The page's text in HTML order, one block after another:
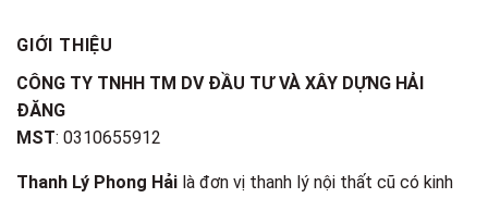
GIỚI THIỆU
CÔNG TY TNHH TM DV ĐẦU TƯ VÀ XÂY DỰNG HẢI
ĐĂNG
MST: 0310655912
Thanh Lý Phong Hải là đơn vị thanh lý nội thất cũ có kinh